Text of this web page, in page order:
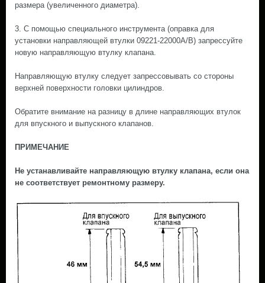
размера (увеличенного диаметра).
3. С помощью специального инструмента (оправка для
установки направляющей втулки 09221-22000А/В) запрессуйте
новую направляющую втулку клапана.
Направляющую втулку следует запрессовывать со стороны
верхней поверхности головки цилиндров.
Обратите внимание на разницу в длине направляющих втулок
для впускного и выпускного клапанов.
ПРИМЕЧАНИЕ
Не устанавливайте направляющую втулку клапана, если она
не соответствует ремонтному размеру.